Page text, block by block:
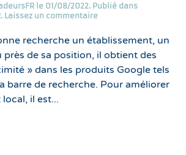
le 01/08/2022. Publié dans
. Laissez un commentaire
recherche un établissement, un
près de sa position, il obtient des
» dans les produits Google tels
barre de recherche. Pour améliorer
il est...